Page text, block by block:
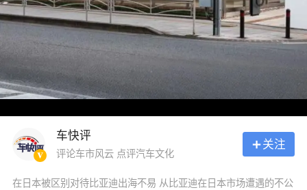
车快评
评论车市风云 点评汽车文化
关注
在日本被区别对待比亚迪出海不易 从比亚迪在日本市场遭遇的不公